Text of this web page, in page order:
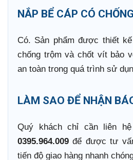
NẮP BỂ CÁP CÓ
Có. Sản phẩm được thiết
chống trộm và chốt vít bảo
an toàn trong quá trình sử
LÀM SAO ĐỂ NHẬN
Quý khách chỉ cần liên hệ
0395.964.009 để được tư
tiến độ giao hàng nhanh